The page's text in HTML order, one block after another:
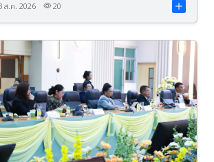
ส.ค. 2026 20